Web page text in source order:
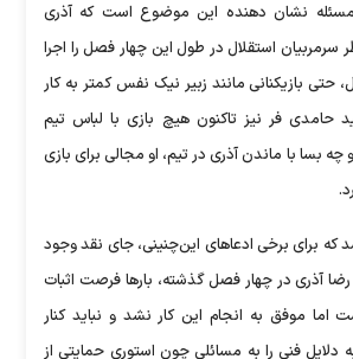
نشان دهنده این موضوع است که آذری
سرمربیان استقلال در طول این چهار فصل را اجرا
حتی بازیکنانی مانند زبیر نیک نفس کمتر به کار
حامدی فر نیز تاکنون هیچ بازی با لباس تیم
بسا با ماندن آذری در تیم، او مجالی برای بازی
که برای برخی ادعاهای این‌چنینی، جای نقد وجود
رضا آذری در چهار فصل گذشته، بارها فرصت اثبات
اما موفق به انجام این کار نشد و نباید کنار
دلایل فنی را به مسائلی چون استوری حمایتی از